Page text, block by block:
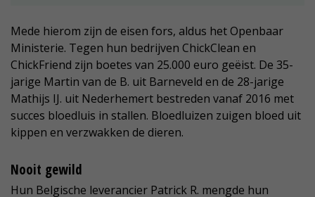
Mede hierom zijn de eisen fors, aldus het Openbaar
Ministerie. Tegen hun bedrijven ChickClean en
ChickFriend zijn boetes van 25.000 euro geëist. De 35-
jarige Martin van de B. uit Barneveld en de 28-jarige
Mathijs IJ. uit Nederhemert bestreden vanaf 2016 met
succes bloedluis in stallen. Bloedluizen zuigen bloed uit
kippen en verzwakken de dieren.
Nooit gewild
Hun Belgische leverancier Patrick R. mengde hun